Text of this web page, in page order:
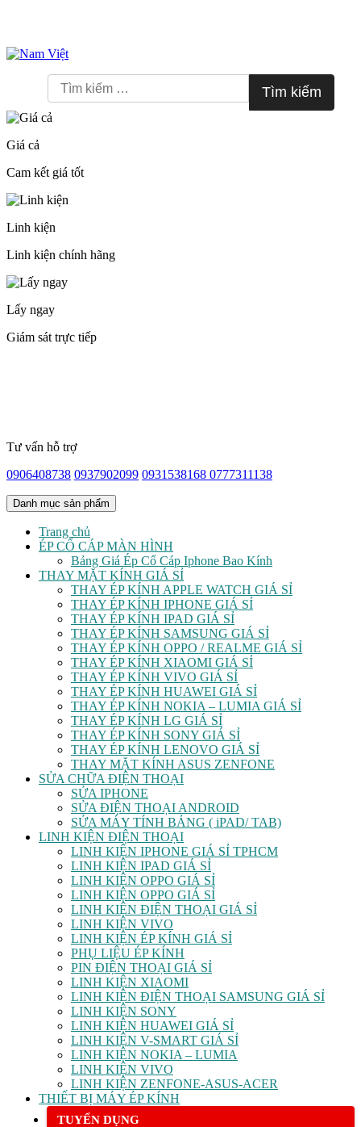
Skip
cho:
Giá cả
Cam kết giá tốt
Linh kiện
Linh kiện chính hãng
Lấy ngay
Giám sát trực tiếp
Tư vấn hỗ trợ
0906408738 0937902099 0931538168 0777311138
Danh mục sản phẩm
Trang chủ
ÉP CỔ CÁP MÀN HÌNH
Bảng Giá Ép Cổ Cáp Iphone Bao Kính
THAY MẶT KÍNH GIÁ SỈ
THAY ÉP KÍNH APPLE WATCH GIÁ SỈ
THAY ÉP KÍNH IPHONE GIÁ SỈ
THAY ÉP KÍNH IPAD GIÁ SỈ
THAY ÉP KÍNH SAMSUNG GIÁ SỈ
THAY ÉP KÍNH OPPO / REALME GIÁ SỈ
THAY ÉP KÍNH XIAOMI GIÁ SỈ
THAY ÉP KÍNH VIVO GIÁ SỈ
THAY ÉP KÍNH HUAWEI GIÁ SỈ
THAY ÉP KÍNH NOKIA – LUMIA GIÁ SỈ
THAY ÉP KÍNH LG GIÁ SỈ
THAY ÉP KÍNH SONY GIÁ SỈ
THAY ÉP KÍNH LENOVO GIÁ SỈ
THAY MẶT KÍNH ASUS ZENFONE
SỬA CHỮA ĐIỆN THOẠI
SỬA IPHONE
SỬA ĐIỆN THOẠI ANDROID
SỬA MÁY TÍNH BẢNG ( iPAD/ TAB)
LINH KIỆN ĐIỆN THOẠI
LINH KIỆN IPHONE GIÁ SỈ TPHCM
LINH KIỆN IPAD GIÁ SỈ
LINH KIỆN OPPO GIÁ SỈ
LINH KIỆN OPPO GIÁ SỈ
LINH KIỆN ĐIỆN THOẠI GIÁ SỈ
LINH KIỆN VIVO
LINH KIỆN ÉP KÍNH GIÁ SỈ
PHỤ LIỆU ÉP KÍNH
PIN ĐIỆN THOẠI GIÁ SỈ
LINH KIỆN XIAOMI
LINH KIỆN ĐIỆN THOẠI SAMSUNG GIÁ SỈ
LINH KIỆN SONY
LINH KIỆN HUAWEI GIÁ SỈ
LINH KIỆN V-SMART GIÁ SỈ
LINH KIỆN NOKIA – LUMIA
LINH KIỆN VIVO
LINH KIỆN ZENFONE-ASUS-ACER
THIẾT BỊ MÁY ÉP KÍNH
TUYỂN DỤNG